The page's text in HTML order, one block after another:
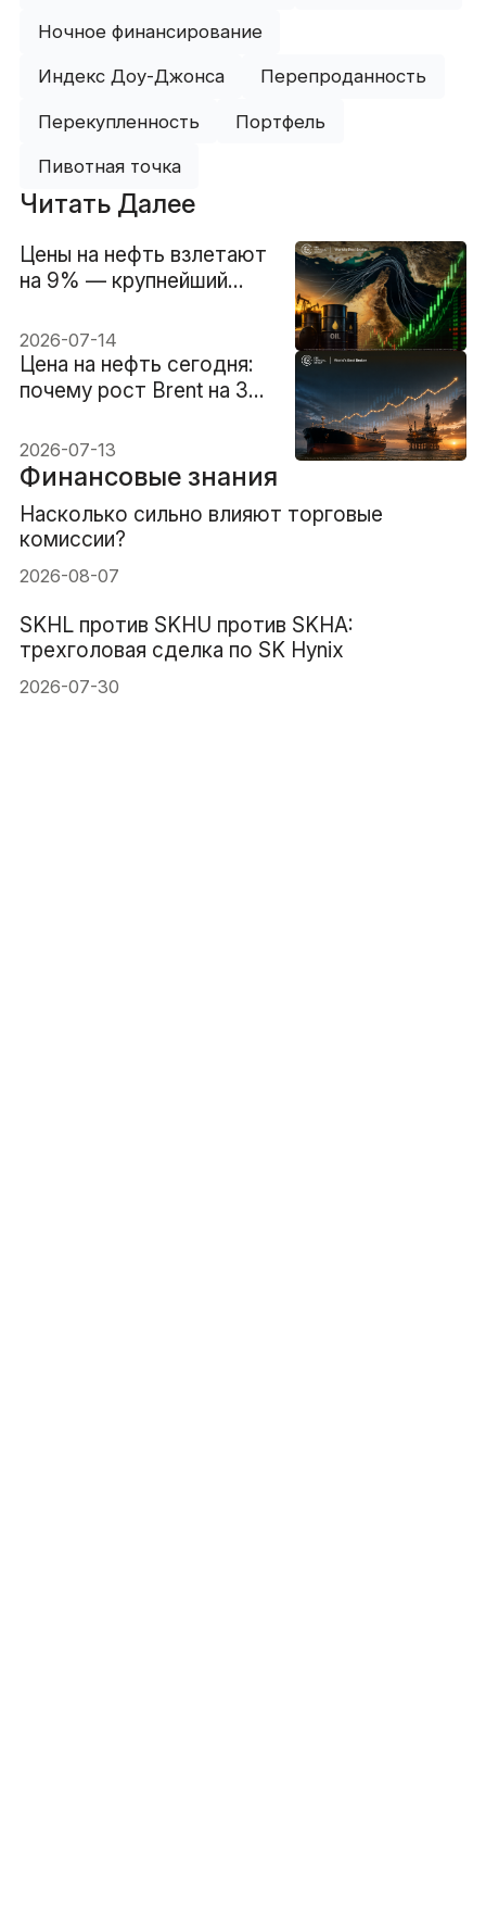
Ночное финансирование
Индекс Доу-Джонса Перепроданность
Перекупленность Портфель
Пивотная точка
Читать Далее
Цены на нефть взлетают
на 9% — крупнейший
2020 года
2026-07-14
Цена на нефть сегодня:
почему рост Brent на 3%
взвешенной реакцией
2026-07-13
Финансовые знания
Насколько сильно влияют торговые
комиссии?
2026-08-07
SKHL против SKHU против SKHA:
трехголовая сделка по SK Hynix
2026-07-30